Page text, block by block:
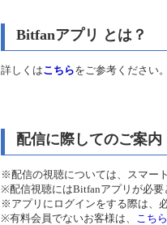
Bitfanアプリ とは？
詳しくはこちらをご参考ください。
配信に際してのご案内
※配信の視聴については、スマー
※配信視聴にはBitfanアプリが必要
※アプリにログインをする際は、
※有料会員でないお客様は、 こちら